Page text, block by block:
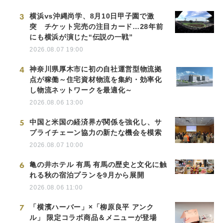
3
横浜vs沖縄尚学、8月10日甲子園で激
突 チケット完売の注目カード…28年前
にも横浜が演じた“伝説の一戦”
2026.08.07 19:00
4
神奈川県厚木市に初の自社運営型物流拠
点が稼働～住宅資材物流を集約・効率化
し物流ネットワークを最適化～
2026.08.06 13:00
5
中国と米国の経済界が関係を強化し、サ
プライチェーン協力の新たな機会を模索
2026.08.07 10:00
6
亀の井ホテル 有馬 有馬の歴史と文化に触
れる秋の宿泊プランを9月から展開
2026.08.06 11:00
7
「横濱ハーバー」×「柳原良平 アンク
ル」 限定コラボ商品＆メニューが登場